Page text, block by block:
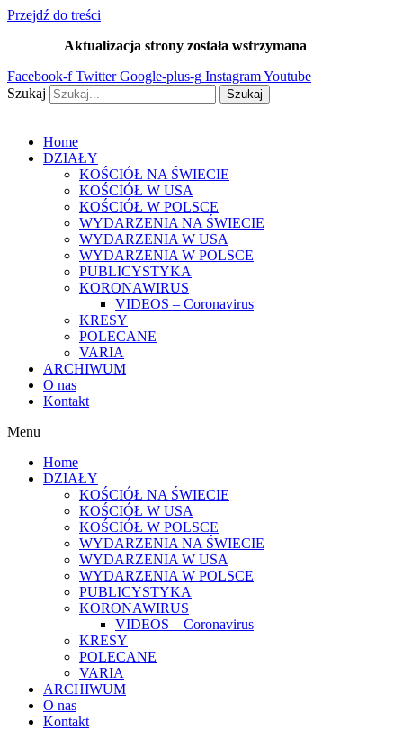
Przejdź do treści
Aktualizacja strony została wstrzymana
Facebook-f Twitter Google-plus-g InstagramYoutube
Szukaj
Szukaj
Home
DZIAŁY
KOŚCIÓŁ NA ŚWIECIE
KOŚCIÓŁ W USA
KOŚCIÓŁ W POLSCE
WYDARZENIA NA ŚWIECIE
WYDARZENIA W USA
WYDARZENIA W POLSCE
PUBLICYSTYKA
KORONAWIRUS
VIDEOS – Coronavirus
KRESY
POLECANE
VARIA
ARCHIWUM
O nas
Kontakt
Menu
Home
DZIAŁY
KOŚCIÓŁ NA ŚWIECIE
KOŚCIÓŁ W USA
KOŚCIÓŁ W POLSCE
WYDARZENIA NA ŚWIECIE
WYDARZENIA W USA
WYDARZENIA W POLSCE
PUBLICYSTYKA
KORONAWIRUS
VIDEOS – Coronavirus
KRESY
POLECANE
VARIA
ARCHIWUM
O nas
Kontakt